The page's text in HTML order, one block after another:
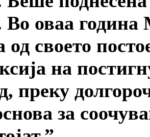
Во оваа
од своето
на
преку
за